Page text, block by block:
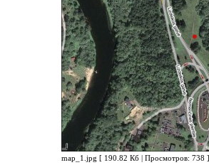
map_1.jpg [ 190.82 Кб | Просмотров: 738 ]